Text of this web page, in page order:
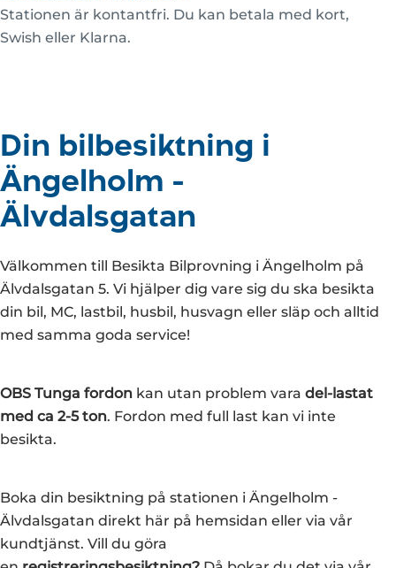
Stationen är kontantfri. Du kan betala med kort,
Swish eller Klarna.
Din bilbesiktning i
Ängelholm -
Älvdalsgatan
Välkommen till Besikta Bilprovning i Ängelholm på
Älvdalsgatan 5. Vi hjälper dig vare sig du ska besikta
din bil, MC, lastbil, husbil, husvagn eller släp och alltid
med samma goda service!
OBS Tunga fordon kan utan problem vara del-lastat
med ca 2-5 ton. Fordon med full last kan vi inte
besikta.
Boka din besiktning på stationen i Ängelholm -
Älvdalsgatan direkt här på hemsidan eller via vår
kundtjänst. Vill du göra